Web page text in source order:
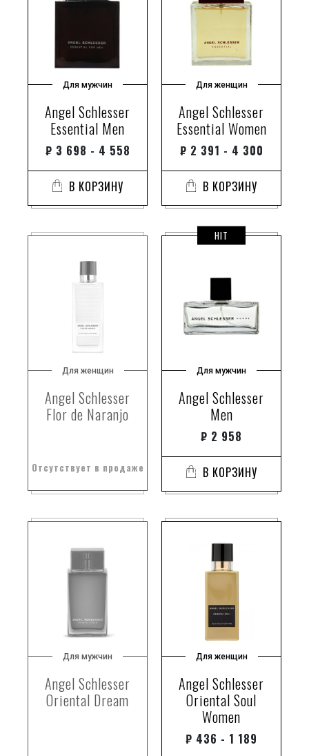
Для мужчин
Angel Schlesser
Essential Men
₽ 3 698 - 4 558
В КОРЗИНУ
Для женщин
Angel Schlesser
Essential Women
₽ 2 391 - 4 300
В КОРЗИНУ
Для женщин
Angel Schlesser
Flor de Naranjo
Отсутствует в продаже
HIT
Для мужчин
Angel Schlesser
Men
₽ 2 958
В КОРЗИНУ
Для мужчин
Angel Schlesser
Oriental Dream
Для женщин
Angel Schlesser
Oriental Soul
Women
₽ 436 - 1 189